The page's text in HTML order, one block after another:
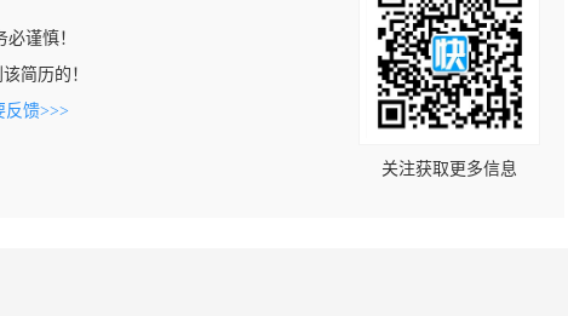
谨慎！
简历的！
反馈>>>
关注获取更多信息